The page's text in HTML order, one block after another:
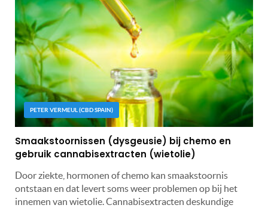
PETER VERMEUL (CBD SPAIN)
Smaakstoornissen (dysgeusie) bij chemo en
gebruik cannabisextracten (wietolie)
Door ziekte, hormonen of chemo kan smaakstoornis
ontstaan en dat levert soms weer problemen op bij het
innemen van wietolie. Cannabisextracten deskundige